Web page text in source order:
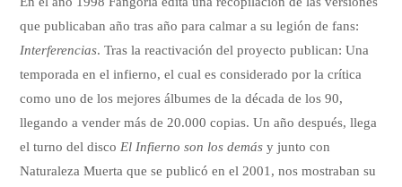
que publicaban año tras año para calmar a su legión de fans:
Interferencias. Tras la reactivación del proyecto publican: Una
temporada en el infierno, el cual es considerado por la crítica
como uno de los mejores álbumes de la década de los 90,
llegando a vender más de 20.000 copias. Un año después, llega
el turno del disco El Infierno son los demás y junto con
Naturaleza Muerta que se publicó en el 2001, nos mostraban su